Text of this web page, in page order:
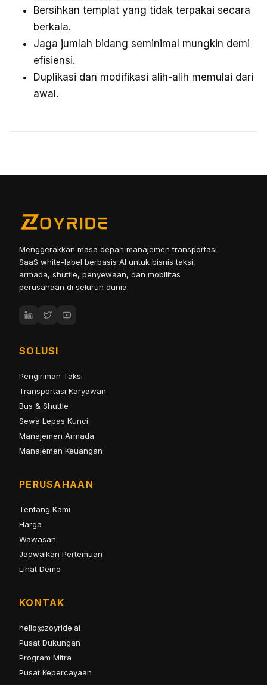
Bersihkan templat yang tidak terpakai secara
berkala.
Jaga jumlah bidang seminimal mungkin demi
efisiensi.
Duplikasi dan modifikasi alih-alih memulai dari
awal.
Menggerakkan masa depan manajemen transportasi.
SaaS white-label berbasis AI untuk bisnis taksi,
armada, shuttle, penyewaan, dan mobilitas
perusahaan di seluruh dunia.
SOLUSI
Pengiriman Taksi
Transportasi Karyawan
Bus & Shuttle
Sewa Lepas Kunci
Manajemen Armada
Manajemen Keuangan
PERUSAHAAN
Tentang Kami
Harga
Wawasan
Jadwalkan Pertemuan
Lihat Demo
KONTAK
hello@zoyride.ai
Pusat Dukungan
Program Mitra
Pusat Kepercayaan